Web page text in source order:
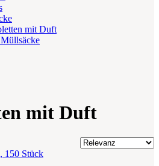
mit Duft
mit Duft